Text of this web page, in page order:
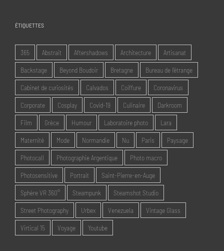
ÉTIQUETTES
365 Abstrait Aftershadows Architecture Artisanat
Backstage Beyond Boudoir Bretagne Bureau de l'étrange
Cabinet de curiosités Calvados Coiffure Coronavirus
Corporate Cosplay Covid-19 Culinaire Darkroom
Film Grèce Humour Laboratoire photo Lara
Maternité Mode Normandie Nu Paris Paysage
Photocall Photographie Argentique Photo macro
Photosensitive Portrait Saint-Pierre-en-Auge
Sphère VR 360° Steampunk Steamshot Studio
Street Photography Urbex Venezuela Vintage Glass
Virtical 15 Voyage Youtube